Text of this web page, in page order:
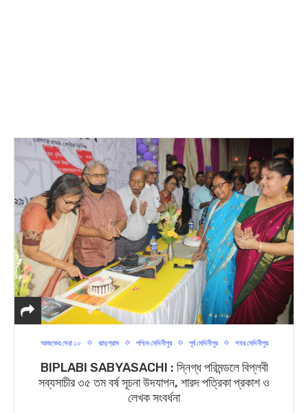
আজকের সেরা ১০ ঝাড়গ্রাম পশ্চিম মেদিনীপুর পূর্ব মেদিনীপুর শহর মেদিনীপুর
BIPLABI SABYASACHI : স্নিগ্ধ পরিমন্ডলে বিপ্লবী
সব্যসাচীর ৩৫ তম বর্ষ সূচনা উদযাপন, শারদ পত্রিকা প্রকাশ ও
লেখক সংবর্ধনা